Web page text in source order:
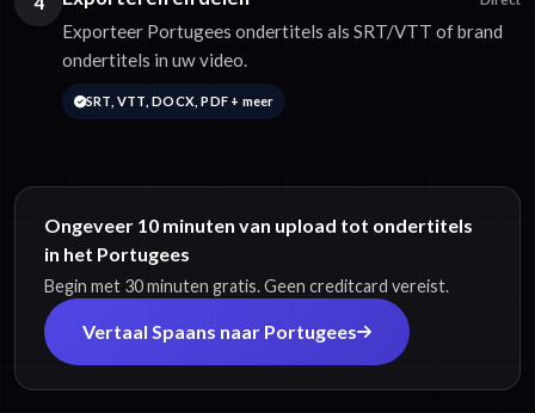
Exporteer Portugees ondertitels als SRT/VTT of brand
ondertitels in uw video.
SRT, VTT, DOCX, PDF + meer
Ongeveer 10 minuten van upload tot ondertitels
in het Portugees
Begin met 30 minuten gratis. Geen creditcard vereist.
Vertaal Spaans naar Portugees